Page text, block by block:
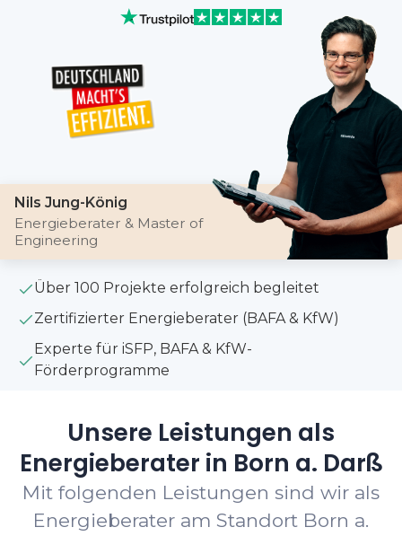
Nils Jung-König
Energieberater & Master of
Engineering
Über 100 Projekte erfolgreich begleitet
Zertifizierter Energieberater (BAFA & KfW)
Experte für iSFP, BAFA & KfW-
Förderprogramme
Unsere Leistungen als
Energieberater in Born a. Darß
Mit folgenden Leistungen sind wir als
Energieberater am Standort Born a.